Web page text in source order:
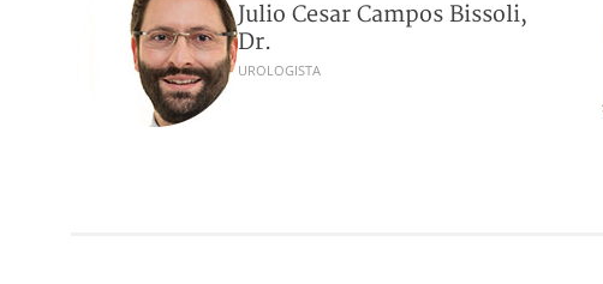
Julio Cesar Campos Bissoli,
Dr.
UROLOGISTA